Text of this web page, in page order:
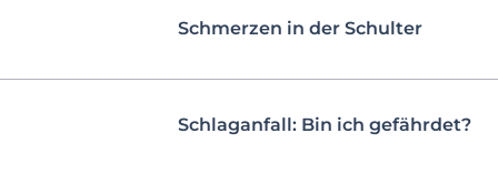
Schmerzen in der Schulter
Schlaganfall: Bin ich gefährdet?